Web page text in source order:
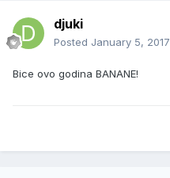
djuki
Posted January 5, 2017
Bice ovo godina BANANE!